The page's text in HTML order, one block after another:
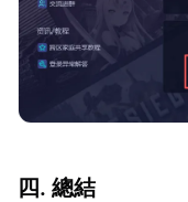
四. 總結